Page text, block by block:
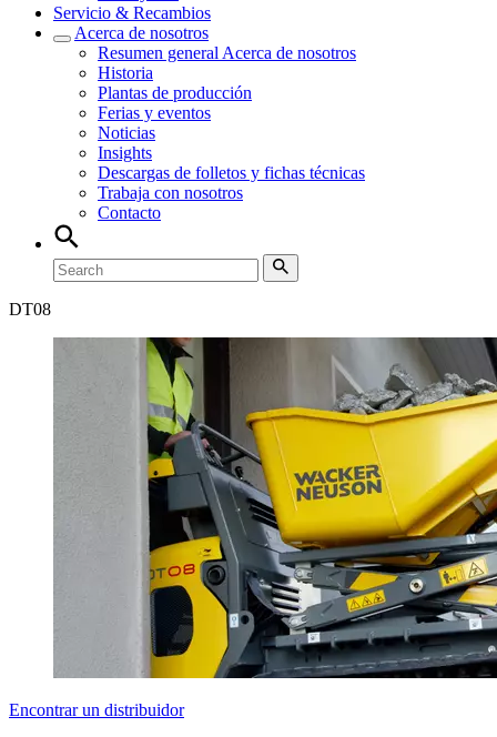
Servicio & Recambios
Acerca de nosotros
Resumen general Acerca de nosotros
Historia
Plantas de producción
Ferias y eventos
Noticias
Insights
Descargas de folletos y fichas técnicas
Trabaja con nosotros
Contacto
DT08
Encontrar un distribuidor